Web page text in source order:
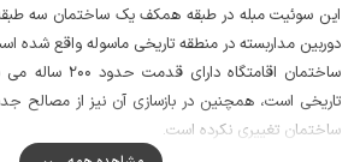
این سوئیت مبله در طبقه همکف یک ساختمان سه
دوربین مداربسته در منطقه تاریخی ماسوله واقع شده
ساختمان اقامتگاه
تاریخی است، همچنین در بازسازی آن نیز از مصالح
ساختمان تغییری نکرده است.